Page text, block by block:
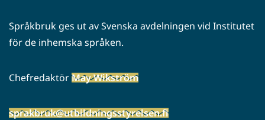
Språkbruk ges ut av Svenska avdelningen vid Institutet
för de inhemska språken.
ChefredaktörMay Wikström
sprakbruk@utbildningsstyrelsen.fi